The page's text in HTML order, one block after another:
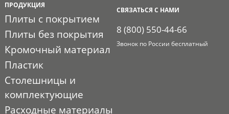
ПРОДУКЦИЯ
Плиты с покрытием
Плиты без покрытия
Кромочный материал
Пластик
Столешницы и
комплектующие
Расходные материалы
СВЯЗАТЬСЯ С НАМИ
8 (800) 550-44-66
Звонок по России бесплатный